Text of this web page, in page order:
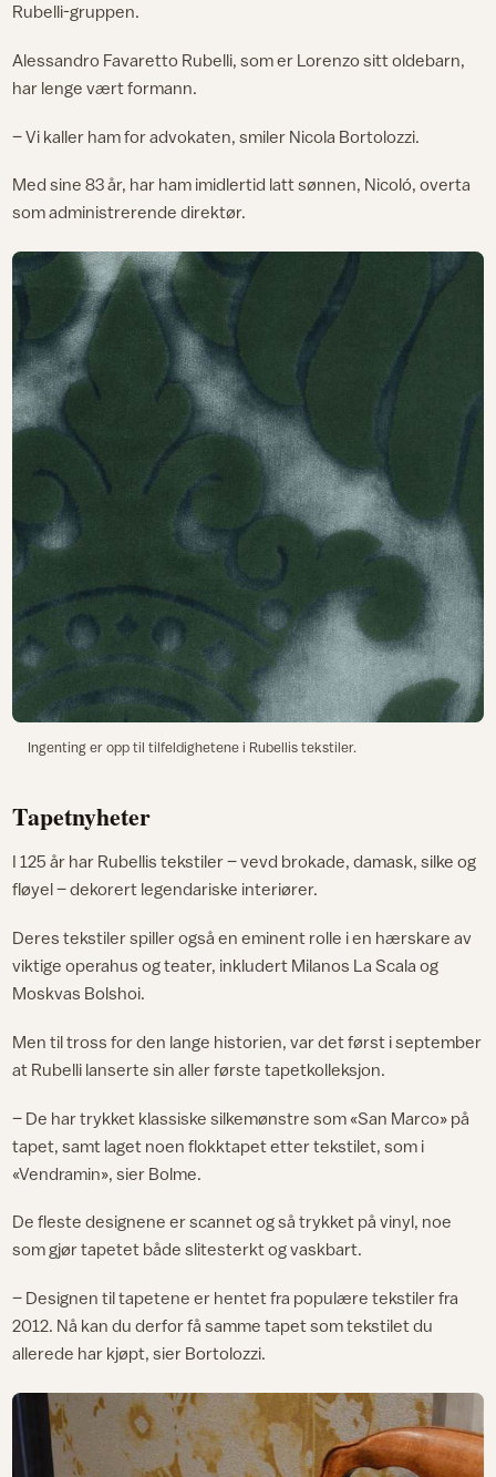
Rubelli-gruppen.
Alessandro Favaretto Rubelli, som er Lorenzo sitt oldebarn,
har lenge vært formann.
– Vi kaller ham for advokaten, smiler Nicola Bortolozzi.
Med sine 83 år, har ham imidlertid latt sønnen, Nicoló, overta
som administrerende direktør.
Ingenting er opp til tilfeldighetene i Rubellis tekstiler.
Tapetnyheter
I 125 år har Rubellis tekstiler – vevd brokade, damask, silke og
fløyel – dekorert legendariske interiører.
Deres tekstiler spiller også en eminent rolle i en hærskare av
viktige operahus og teater, inkludert Milanos La Scala og
Moskvas Bolshoi.
Men til tross for den lange historien, var det først i september
at Rubelli lanserte sin aller første tapetkolleksjon.
– De har trykket klassiske silkemønstre som «San Marco» på
tapet, samt laget noen flokktapet etter tekstilet, som i
«Vendramin», sier Bolme.
De fleste designene er scannet og så trykket på vinyl, noe
som gjør tapetet både slitesterkt og vaskbart.
– Designen til tapetene er hentet fra populære tekstiler fra
2012. Nå kan du derfor få samme tapet som tekstilet du
allerede har kjøpt, sier Bortolozzi.